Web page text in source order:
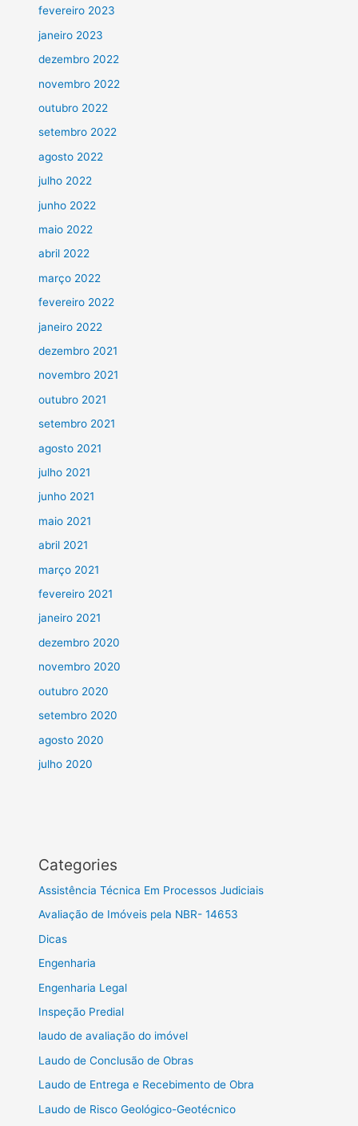
fevereiro 2023
janeiro 2023
dezembro 2022
novembro 2022
outubro 2022
setembro 2022
agosto 2022
julho 2022
junho 2022
maio 2022
abril 2022
março 2022
fevereiro 2022
janeiro 2022
dezembro 2021
novembro 2021
outubro 2021
setembro 2021
agosto 2021
julho 2021
junho 2021
maio 2021
abril 2021
março 2021
fevereiro 2021
janeiro 2021
dezembro 2020
novembro 2020
outubro 2020
setembro 2020
agosto 2020
julho 2020
Categories
Assistência Técnica Em Processos Judiciais
Avaliação de Imóveis pela NBR- 14653
Dicas
Engenharia
Engenharia Legal
Inspeção Predial
laudo de avaliação do imóvel
Laudo de Conclusão de Obras
Laudo de Entrega e Recebimento de Obra
Laudo de Risco Geológico-Geotécnico